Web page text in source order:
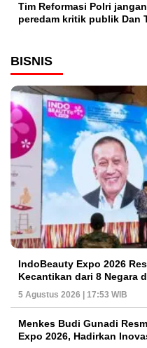
Tim Reformasi Polri
peredam kritik publik Dan
BISNIS
IndoBeauty Expo 2026
Kecantikan dari 8 Negara
5 Agustus 2026 | 17:53 WIB
Menkes Budi Gunadi
Expo 2026, Hadirkan